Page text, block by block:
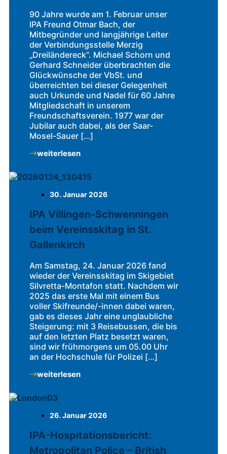
90 Jahre wurde am 1. Februar unser
IPA Freund Otmar Bach, der
Mitbegründer und langjährige Leiter
der Verbindungsstelle Merzig
„Dreiländereck“. Michael Schorn und
Gerhard Schneider überbrachten die
Glückwünsche der VbSt. und
überreichten bei dieser Gelegenheit
auch Urkunde und Nadel für 60 Jahre
Mitgliedschaft in unserem
Freundschaftsverein. 1977 war der
Jubilar auch dabei, als der Saar-
Mosel-Sauer […]
weiterlesen
30. Januar 2026
IPA Villingen-Schwenningen
beim Vereinsskitag in St.
Gallenkirch
Am Samstag, 24. Januar 2026 fand
wieder der Vereinsskitag im Skigebiet
Silvretta-Montafon statt. Nachdem wir
2025 das erste Mal mit einem Bus
voller Skifreunde/-innen dabei waren,
gab es dieses Jahr eine unglaubliche
Steigerung: mit 3 Reisebussen, die bis
auf den letzten Platz besetzt waren,
sind wir frühmorgens um 05.00 Uhr
an der Hochschule für Polizei […]
weiterlesen
26. Januar 2026
IPA-Hospitationsbericht:
Metropolitan Police – British